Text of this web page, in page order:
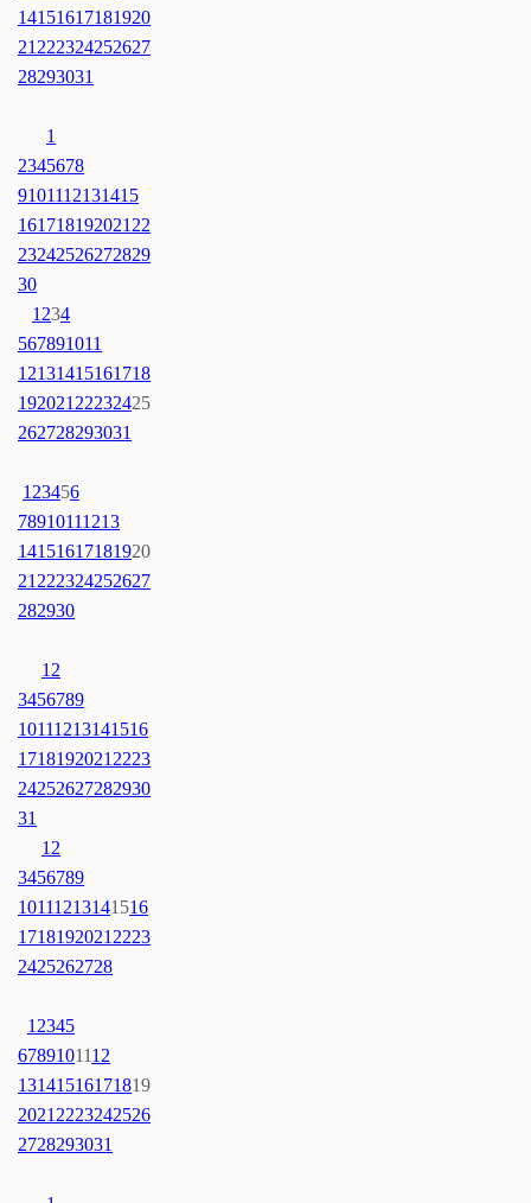
14151617181920
21 222324252627
28293031
1
2345678
9101112131415
161718192021 22
23242526272829
30
1 234
567891011
12131415161718
192021 22232425
262728293031
1 23456
78910111213
14151617181920
21 222324252627
282930
1 2
3456789
10111213141516
1718192021 2223
24252627282930
31
1 2
3456789
10111213141516
1718192021 2223
2425262728
1 2345
6789101112
13141516171819
2021 2223242526
2728293031